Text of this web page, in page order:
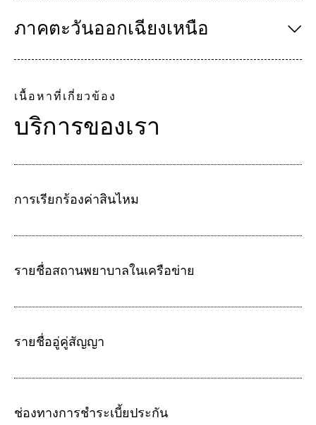
ภาคตะวันออกเฉียงเหนือ
เนื้อหาที่เกี่ยวข้อง
บริการของเรา
การเรียกร้องค่าสินไหม
รายชื่อสถานพยาบาลในเครือข่าย
รายชื่ออู่คู่สัญญา
ช่องทางการชำระเบี้ยประกัน